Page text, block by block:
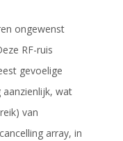
ongewenst
RF-ruis
gevoelige
aanzienlijk, wat
van
array, in